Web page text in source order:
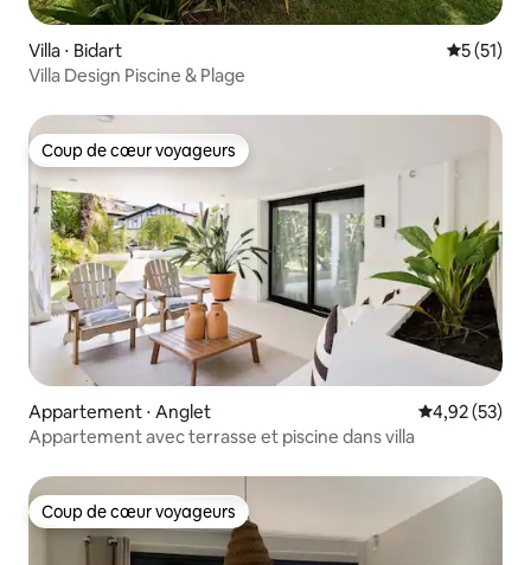
Villa ⋅ Bidart
5 (51)
Villa Design Piscine & Plage
Coup de cœur voyageurs
Coup de cœur voyageurs
Appartement ⋅ Anglet Évaluation
4,92 (53)
Appartement avec terrasse et piscine dans villa
Coup de cœur voyageurs
Coup de cœur voyageurs